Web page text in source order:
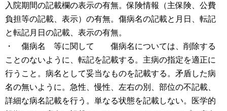
入院期間の記載欄の表示の有無。保険情報（主保険、公費
負担等の記載、表示）の有無。傷病名の記載と月日、転記
と転記月日の記載、表示の有無。
・ 傷病名 等に関して 傷病名については、削除する
ことのないように、転記を記載する。主病の指定を適正に
行うこと。病名として妥当なものを記載する。矛盾した病
名の無いように。急性、慢性、左右の別、部位の不記載、
詳細な病名記載を行う。単なる状態を記載しない。医学的